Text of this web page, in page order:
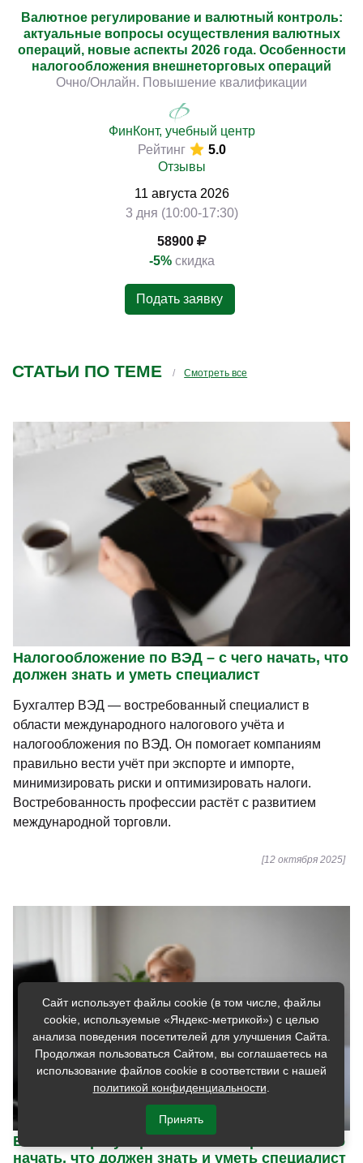
Валютное регулирование и валютный контроль:
актуальные вопросы осуществления валютных
операций, новые аспекты 2026 года. Особенности
налогообложения внешнеторговых операций
Очно/Онлайн. Повышение квалификации
ФинКонт, учебный центр
Рейтинг
5.0
Отзывы
11 августа 2026
3 дня (10:00-17:30)
58900
-5% скидка
Подать заявку
СТАТЬИ ПО ТЕМЕ Смотреть все
Налогообложение по ВЭД – с чего начать, что
должен знать и уметь специалист
Бухгалтер ВЭД — востребованный специалист в
области международного налогового учёта и
налогообложения по ВЭД. Он помогает компаниям
правильно вести учёт при экспорте и импорте,
минимизировать риски и оптимизировать налоги.
Востребованность профессии растёт с развитием
международной торговли.
[12 октября 2025]
Валютное регулирование и контроль – с чего
начать, что должен знать и уметь специалист
Сайт использует файлы cookie (в том числе, файлы
cookie, используемые «Яндекс-метрикой») с целью
анализа поведения посетителей для улучшения Сайта.
Продолжая пользоваться Сайтом, вы соглашаетесь на
использование файлов cookie в соответствии с нашей
политикой конфиденциальности
Принять